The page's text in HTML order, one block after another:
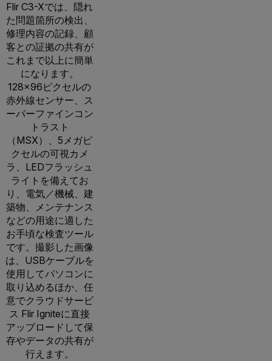
Flir C3-Xでは、隠れ
た問題箇所の検出、
修理内容の記録、顧
客との証拠の共有が
これまで以上に簡単
になります。
128×96ピクセルの
赤外線センサー、ス
ーパーファインコン
トラスト
（MSX）、5メガピ
クセルの可視カメ
ラ、LEDフラッシュ
ライトを備えてお
り、電気／機械、建
築物、メンテナンス
などの用途に適した
お手頃な検査ツール
です。撮影した画像
は、USBケーブルを
使用してパソコンに
取り込めるほか、任
意でクラウドサービ
ス Flir Igniteに直接
アップロードして保
存やデータの共有が
行えます。